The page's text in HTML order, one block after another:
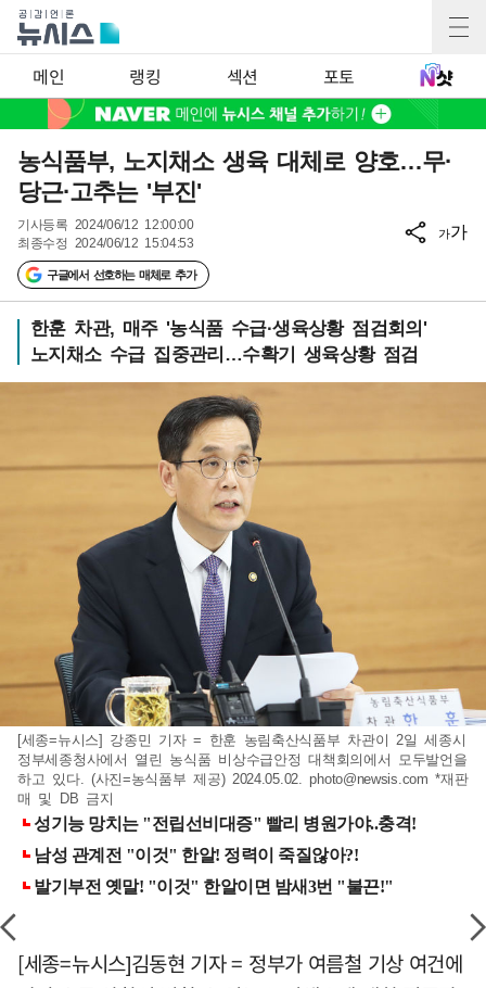
메인 랭킹 섹션 포토
농식품부, 노지채소 생육 대체로 양호…무·
당근·고추는 '부진'
기사등록 2024/06/12 12:00:00
최종수정 2024/06/12 15:04:53
구글에서 선호하는 매체로 추가
가가
한훈 차관, 매주 '농식품 수급·생육상황 점검회의'
노지채소 수급 집중관리…수확기 생육상황 점검
[세종=뉴시스] 강종민 기자 = 한훈 농림축산식품부 차관이 2일 세종시
정부세종청사에서 열린 농식품 비상수급안정 대책회의에서 모두발언을
하고 있다. (사진=농식품부 제공) 2024.05.02.photo@newsis.com *재판
매 및 DB 금지
[세종=뉴시스]김동현 기자 = 정부가 여름철 기상 여건에